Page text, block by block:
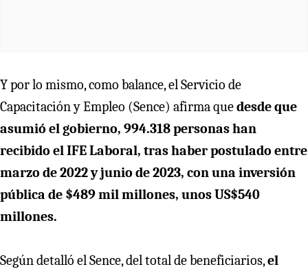
Y por lo mismo, como balance, el Servicio de
Capacitación y Empleo (Sence) afirma quedesde que
asumió el gobierno, 994.318 personas han
recibido el IFE Laboral, tras haber postulado entre
marzo de 2022 y junio de 2023, con una inversión
pública de $489 mil millones, unos US$540
millones.
Según detalló el Sence, del total de beneficiarios,el